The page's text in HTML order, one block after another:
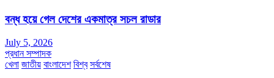
বন্ধ হয়ে গেল দেশের একমাত্র সচল রাডার
July 5, 2026
প্রধান সম্পাদক
খেলা জাতীয় বাংলাদেশ বিশ্ব সর্বশেষ